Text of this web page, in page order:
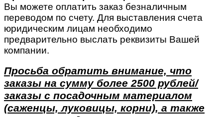
Вы можете оплатить заказ безналичным
переводом по счету. Для выставления счета
юридическим лицам необходимо
предварительно выслать реквизиты Вашей
компании.
Просьба обратить внимание, что
заказы на сумму более 2500 рублей/
заказы с посадочным материалом
(саженцы, луковицы, корни), а также